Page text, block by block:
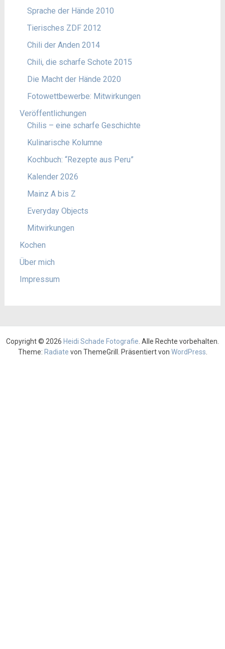
Sprache der Hände 2010
Tierisches ZDF 2012
Chili der Anden 2014
Chili, die scharfe Schote 2015
Die Macht der Hände 2020
Fotowettbewerbe: Mitwirkungen
Veröffentlichungen
Chilis – eine scharfe Geschichte
Kulinarische Kolumne
Kochbuch: “Rezepte aus Peru”
Kalender 2026
Mainz A bis Z
Everyday Objects
Mitwirkungen
Kochen
Über mich
Impressum
Copyright © 2026 Heidi Schade Fotografie . Alle Rechte vorbehalten.
Theme: Radiate von ThemeGrill. Präsentiert von WordPress